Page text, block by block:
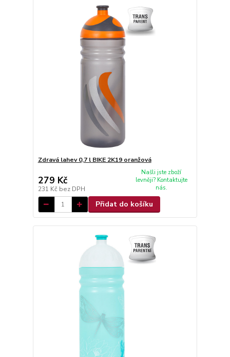
Zdravá lahev 0,7 l BIKE 2K19 oranžová
279 Kč
231 Kč bez DPH
Našli jste zboží
levněji? Kontaktujte
nás.
Přidat do košíku